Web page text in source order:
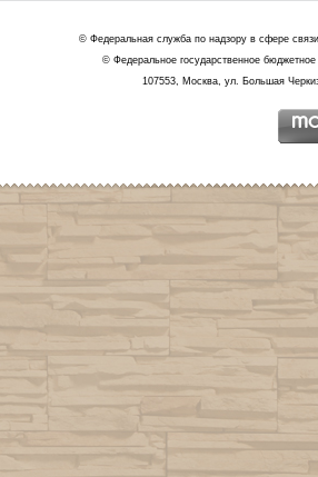
© Федеральная служба по надзору в сфере
© Федеральное государственное
107553, Москва, ул. Большая